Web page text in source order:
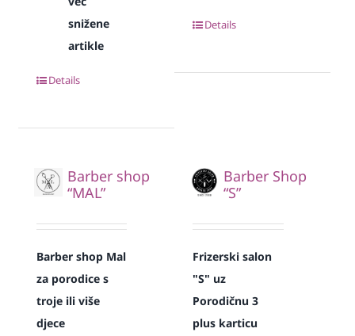
snižene
artikle
Details
Details
Barber shop
“MAL”
Barber shop Mal
za porodice s
troje ili više
djece
Barber Shop
“S”
Frizerski salon
"S" uz
Porodičnu 3
plus karticu